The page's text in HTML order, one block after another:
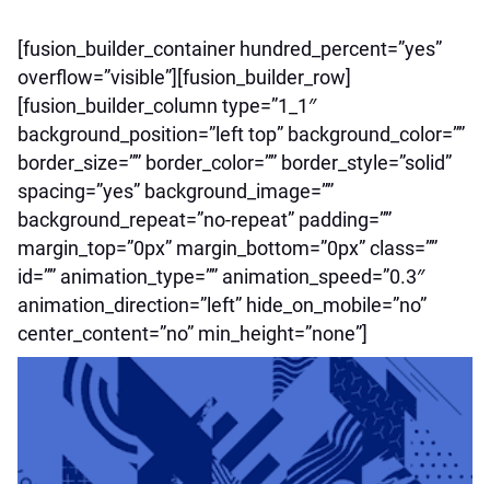
[fusion_builder_container hundred_percent=”yes”
overflow=”visible”][fusion_builder_row]
[fusion_builder_column type=”1_1″
background_position=”left top” background_color=””
border_size=”” border_color=”” border_style=”solid”
spacing=”yes” background_image=””
background_repeat=”no-repeat” padding=””
margin_top=”0px” margin_bottom=”0px” class=””
id=”” animation_type=”” animation_speed=”0.3″
animation_direction=”left” hide_on_mobile=”no”
center_content=”no” min_height=”none”]